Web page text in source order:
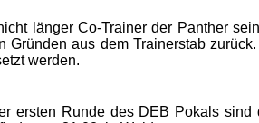
länger Co-Trainer der Panther
Gründen aus dem Trainerstab
werden.
ersten Runde des DEB Pokals sind